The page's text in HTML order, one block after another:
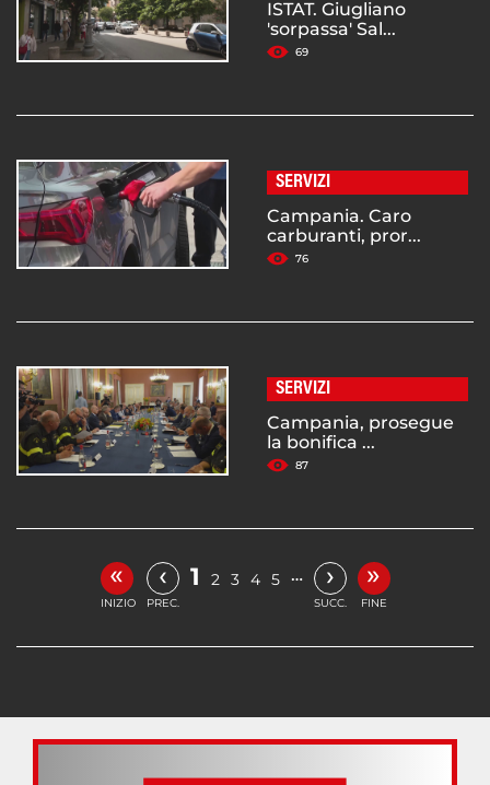
ISTAT. Giugliano
'sorpassa' Sal...
69
SERVIZI
Campania. Caro
carburanti, pror...
76
SERVIZI
Campania, prosegue
la bonifica ...
87
«
INIZIO
‹
PREC.
1 2 3 4 5 … ›
SUCC.
»
FINE